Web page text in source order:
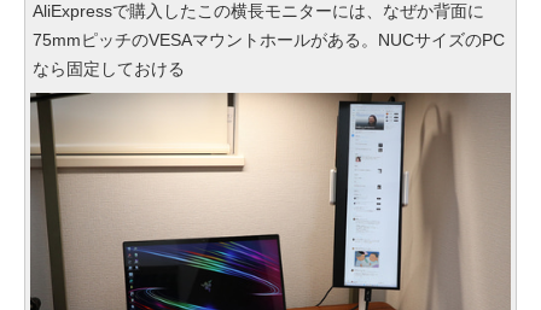
AliExpressで購入したこの横長モニターには、なぜか背面に
75mmピッチのVESAマウントホールがある。NUCサイズのPC
なら固定しておける